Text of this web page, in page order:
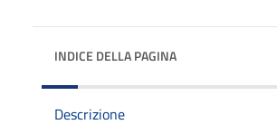
INDICE DELLA PAGINA
Descrizione